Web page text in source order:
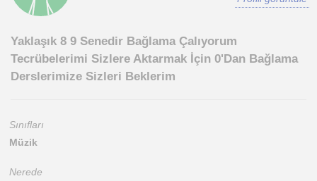
Yaklaşık 8 9 Senedir Bağlama Çalıyorum
Tecrübelerimi Sizlere Aktarmak İçin 0'Dan Bağlama
Derslerimize Sizleri Beklerim
Sınıfları
Müzik
Nerede